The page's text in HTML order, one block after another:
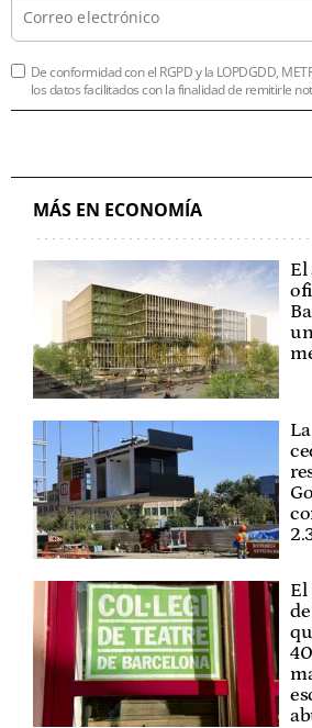
De conformidad con el RGPD y la LOPDGDD,
los datos facilitados con la finalidad de remitirle
MÁS EN ECONOMÍA
El
El